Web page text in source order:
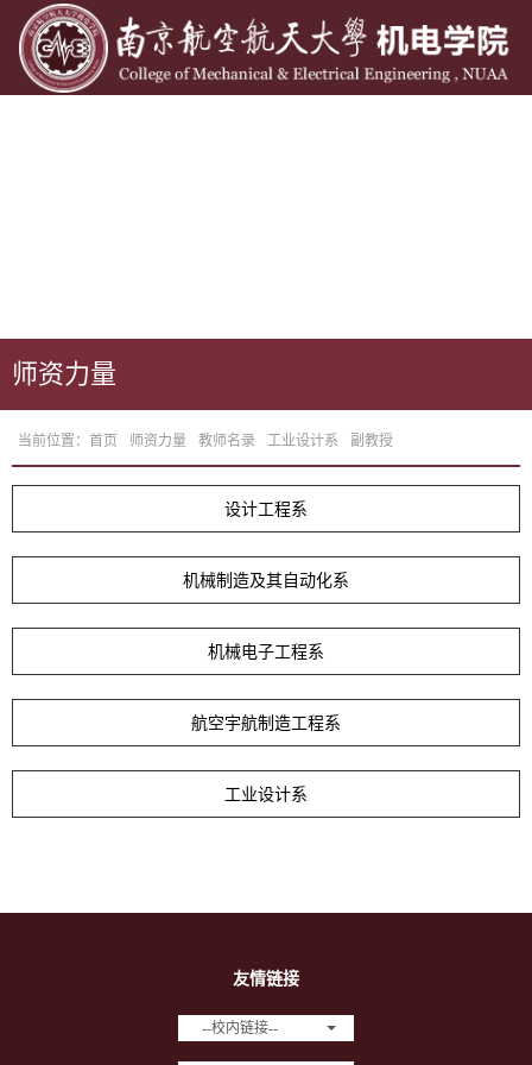
师资力量
当前位置： 首页 师资力量 教师名录 工业设计系 副教授
设计工程系
机械制造及其自动化系
机械电子工程系
航空宇航制造工程系
工业设计系
友情链接
--校内链接--